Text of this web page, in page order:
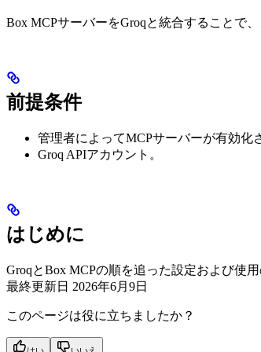
Box MCPサーバーをGroqと統合することで
前提条件
管理者によってMCPサーバーが有効化
Groq APIアカウント。
はじめに
GroqとBox MCPの順を追った設定および使用
最終更新日 2026年6月9日
このページは役に立ちましたか？